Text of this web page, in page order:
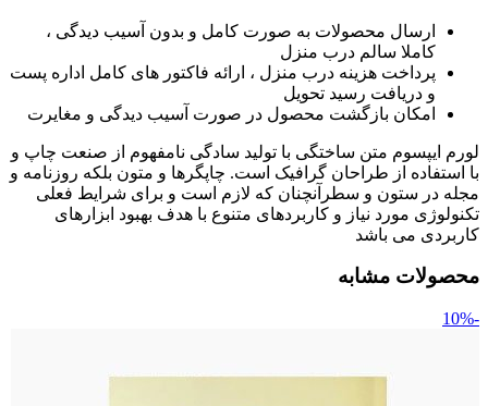
ارسال محصولات به صورت کامل و بدون آسیب دیدگی ،
کاملا سالم درب منزل
پرداخت هزینه درب منزل ، ارائه فاکتور های کامل اداره پست
و دریافت رسید تحویل
امکان بازگشت محصول در صورت آسیب دیدگی و مغایرت
لورم ایپسوم متن ساختگی با تولید سادگی نامفهوم از صنعت چاپ و
با استفاده از طراحان گرافیک است. چاپگرها و متون بلکه روزنامه و
مجله در ستون و سطرآنچنان که لازم است و برای شرایط فعلی
تکنولوژی مورد نیاز و کاربردهای متنوع با هدف بهبود ابزارهای
کاربردی می باشد
محصولات مشابه
-10%